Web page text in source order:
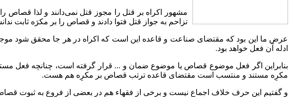
مشهور اکراه بر قتل را مجوز قتل نمی‌دانند و لذا قصاص
تزاحم به جواز قتل فتوا دادند و قصاص را بر مکرَه ثابت
عرض ما این بود که مقتضای صناعت و قاعده این است که اکراه در هر جا محقق شود
ادله آن فعل خواهد بود.
بنابراین اگر فعل موضوع قصاص یا موضوع ضمان و ... قرار گرفته است، چنانچه فعل
مکرِه مستند و منتسب است مقتضای قاعده ترتب قصاص بر مکرِه هم هست.
و گفتیم این حرف خلاف اجماع نیست و برخی از فقهاء هم در بعضی از فروع به ثبوت